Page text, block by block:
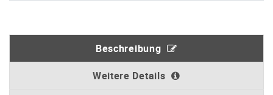
Beschreibung
Weitere Details